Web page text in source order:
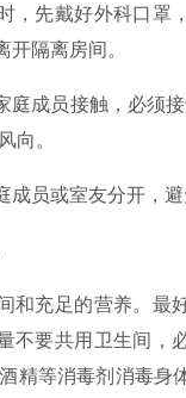
，先戴好外科口罩
隔离房间。
庭成员接触，必须
向。
员或室友分开，避
和充足的营养。最
不要共用卫生间，
精等消毒剂消毒身